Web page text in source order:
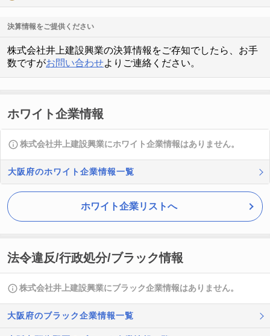
決算情報をご提供ください
株式会社井上建設興業の決算情報をご存知でしたら、お手
数ですがお問い合わせよりご連絡ください。
ホワイト企業情報
株式会社井上建設興業にホワイト企業情報はありません。
大阪府のホワイト企業情報一覧
ホワイト企業リストへ
法令違反/行政処分/ブラック情報
株式会社井上建設興業にブラック企業情報はありません。
大阪府のブラック企業情報一覧